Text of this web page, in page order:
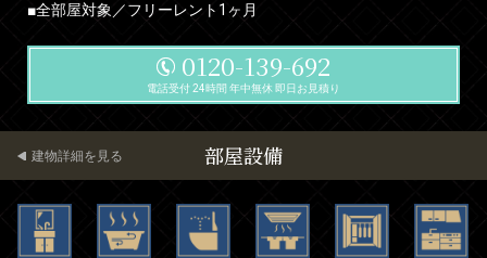
■全部屋対象／フリーレント1ヶ月
0120-139-692
電話受付 24時間 年中無休 即日お見積り
部屋設備
建物詳細を見る